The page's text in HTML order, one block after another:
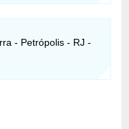
- Petrópolis - RJ -